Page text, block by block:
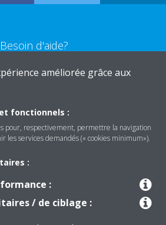
Besoin d'aide?
NOUS
améliorée grâce aux
fonctionnels :
pour, respectivement, permettre la navigation
les services demandés (« cookies minimum»).
:
:
/ de ciblage :